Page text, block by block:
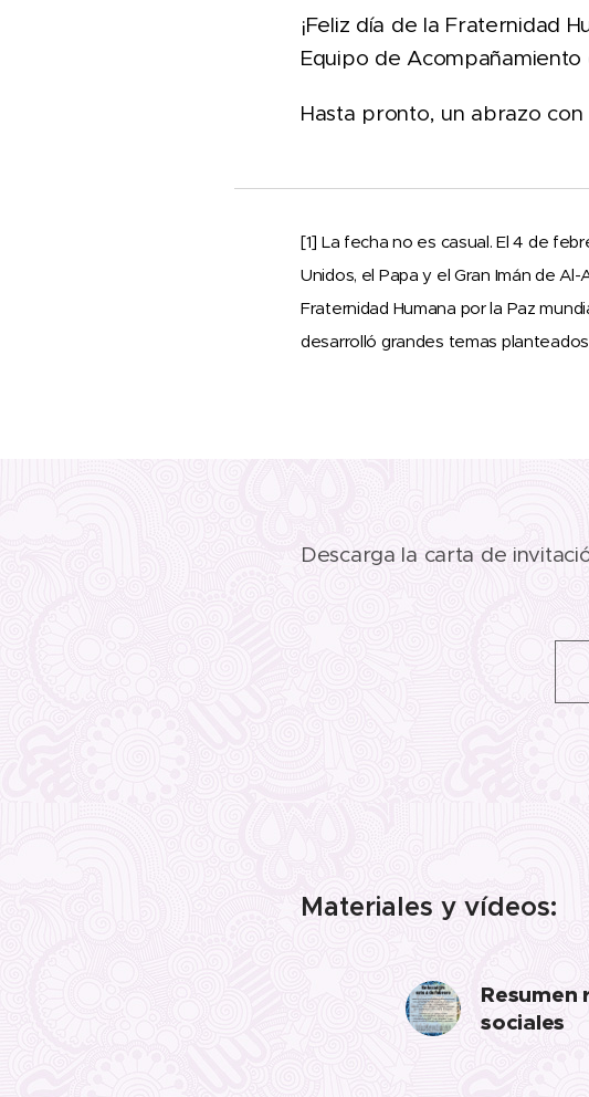
¡Feliz día de la Fraternidad
Equipo de Acompañamiento
Hasta pronto, un abrazo
[1] La fecha no es casual. El 4 de
Unidos, el Papa y el Gran Imán de
Fraternidad Humana por la Paz
desarrolló grandes temas
Descarga la carta de
Materiales y vídeos:
Resumen
sociales